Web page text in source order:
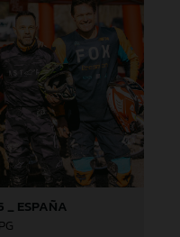
_ ESPAÑA